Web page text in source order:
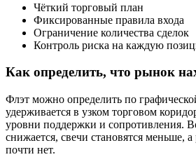
Чёткий торговый план
Фиксированные правила входа
Ограничение количества сделок
Контроль риска на каждую
Как определить, что рынок
Флэт можно определить по
удерживается в узком торговом
уровни поддержки и сопротивления.
снижается, свечи становятся меньше,
почти нет.